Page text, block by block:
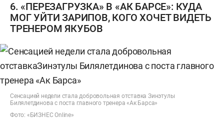
6. «ПЕРЕЗАГРУЗКА» В «АК БАРСЕ»: КУДА
МОГ УЙТИ ЗАРИПОВ, КОГО ХОЧЕТ ВИДЕТЬ
ТРЕНЕРОМ ЯКУБОВ
Сенсацией недели стала добровольная отставка Зинэтулы
Билялетдинова с поста главного тренера «Ак Барса»
Фото: «БИЗНЕС Online»